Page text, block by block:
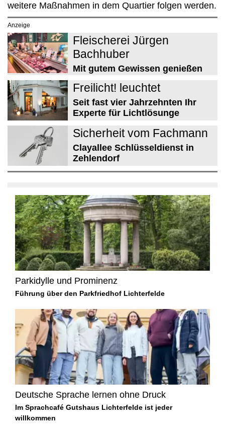
weitere Maßnahmen in dem Quartier folgen werden.
Anzeige
Fleischerei Jürgen
Bachhuber
Mit gutem Gewissen genießen
Freilicht! leuchtet
Seit fast vier Jahrzehnten Ihr
Experte für Lichtlösunge
Sicherheit vom Fachmann
Clayallee Schlüsseldienst in
Zehlendorf
Parkidylle und Prominenz
Führung über den Parkfriedhof Lichterfelde
Deutsche Sprache lernen ohne Druck
Im Sprachcafé Gutshaus Lichterfelde ist jeder
willkommen